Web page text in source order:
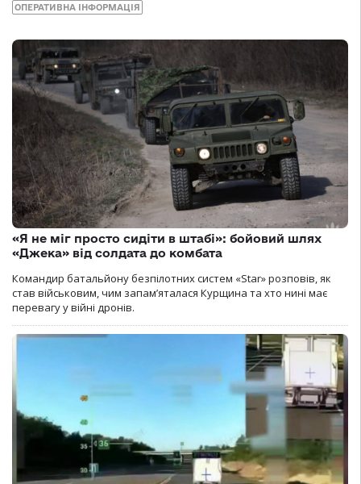
ОПЕРАТИВНА ІНФОРМАЦІЯ
«Я не міг просто сидіти в штабі»: бойовий шлях
«Джека» від солдата до комбата
Командир батальйону безпілотних систем «Star» розповів, як
став військовим, чим запам’яталася Курщина та хто нині має
перевагу у війні дронів.